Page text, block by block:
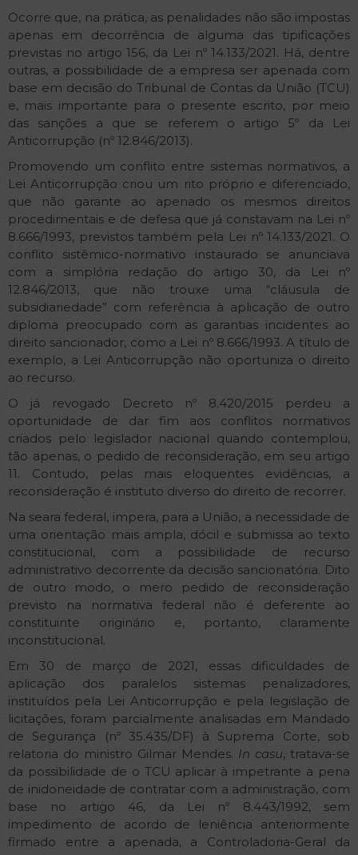
Ocorre que, na prática, as penalidades não são impostas
apenas em decorrência de alguma das tipificações
previstas no artigo 156, da Lei nº 14.133/2021. Há, dentre
outras, a possibilidade de a empresa ser apenada com
base em decisão do Tribunal de Contas da União (TCU)
e, mais importante para o presente escrito, por meio
das sanções a que se referem o artigo 5º da Lei
Anticorrupção (nº 12.846/2013).
Promovendo um conflito entre sistemas normativos, a
Lei Anticorrupção criou um rito próprio e diferenciado,
que não garante ao apenado os mesmos direitos
procedimentais e de defesa que já constavam na Lei nº
8.666/1993, previstos também pela Lei nº 14.133/2021. O
conflito sistêmico-normativo instaurado se anunciava
com a simplória redação do artigo 30, da Lei nº
12.846/2013, que não trouxe uma “cláusula de
subsidiariedade” com referência à aplicação de outro
diploma preocupado com as garantias incidentes ao
direito sancionador, como a Lei nº 8.666/1993. A título de
exemplo, a Lei Anticorrupção não oportuniza o direito
ao recurso.
O já revogado Decreto nº 8.420/2015 perdeu a
oportunidade de dar fim aos conflitos normativos
criados pelo legislador nacional quando contemplou,
tão apenas, o pedido de reconsideração, em seu artigo
11. Contudo, pelas mais eloquentes evidências, a
reconsideração é instituto diverso do direito de recorrer.
Na seara federal, impera, para a União, a necessidade de
uma orientação mais ampla, dócil e submissa ao texto
constitucional, com a possibilidade de recurso
administrativo decorrente da decisão sancionatória. Dito
de outro modo, o mero pedido de reconsideração
previsto na normativa federal não é deferente ao
constituinte originário e, portanto, claramente
inconstitucional.
Em 30 de março de 2021, essas dificuldades de
aplicação dos paralelos sistemas penalizadores,
instituídos pela Lei Anticorrupção e pela legislação de
licitações, foram parcialmente analisadas em Mandado
de Segurança (nº 35.435/DF) à Suprema Corte, sob
relatoria do ministro Gilmar Mendes. In casu, tratava-se
da possibilidade de o TCU aplicar à impetrante a pena
de inidoneidade de contratar com a administração, com
base no artigo 46, da Lei nº 8.443/1992, sem
impedimento de acordo de leniência anteriormente
firmado entre a apenada, a Controladoria-Geral da